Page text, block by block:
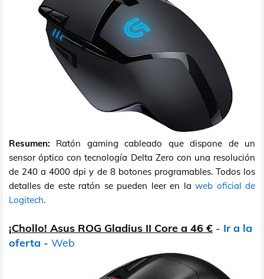
Resumen: Ratón gaming cableado que dispone de un
sensor óptico con tecnología Delta Zero con una resolución
de 240 a 4000 dpi y de 8 botones programables. Todos los
detalles de este ratón se pueden leer en laweb oficial de
Logitech.
¡Chollo! Asus ROG Gladius II Core a 46 € - Ir a la
oferta - Web